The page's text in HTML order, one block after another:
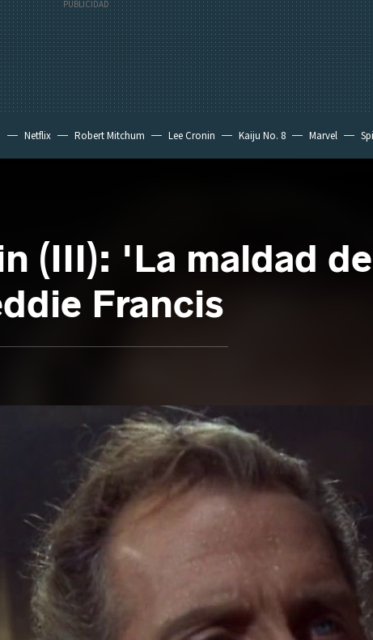
Netflix Robert Mitchum Lee Cronin Kaiju No. 8 Marvel
(III): 'La maldad de
Francis